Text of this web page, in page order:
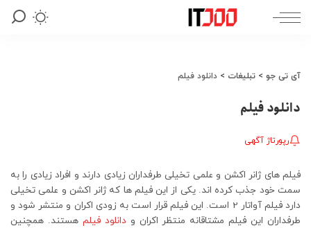
آی تی جو > تبلیغات > دانلود فیلم
دانلود فیلم
رپورتاژ آگهی
فیلم های ژانر اکشن و علمی تخیلی طرفداران زیادی دارند و افراد زیادی را به
سمت خود جذب کرده اند. یکی از این فیلم ها که ژانر اکشن و علمی تخیلی
دارد فیلم آواتار 2 است. این فیلم قرار است به زودی اکران و منتشر شود و
طرفداران این فیلم مشتاقانه منتظر اکران ودانلود فیلم هستند. همچنین